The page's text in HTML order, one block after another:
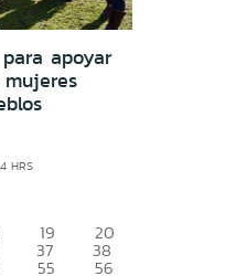
para apoyar
HRS
19 20
37 38
55 56